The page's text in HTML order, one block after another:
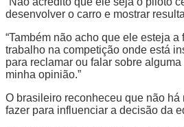
desenvolver o carro e mostrar
“Também não acho que ele esteja a
trabalho na competição onde está
para reclamar ou falar sobre
minha opinião.”
O brasileiro reconheceu que não há
fazer para influenciar a decisão da